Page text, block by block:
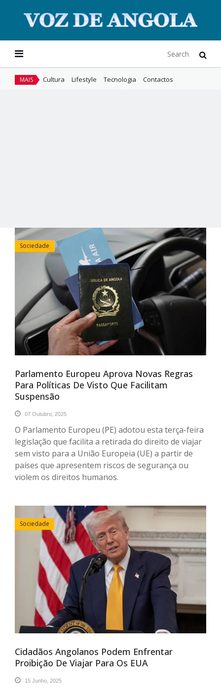
MAIS Cultura Lifestyle Tecnologia Contactos
Sociedade
Parlamento Europeu Aprova Novas Regras
Para Políticas De Visto Que Facilitam
Suspensão
07 Outubro, 2025
O Parlamento Europeu (PE) adotou esta terça-feira
legislação que facilita a retirada do direito de viajar
sem visto para a União Europeia (UE) a partir de
países que apresentem riscos de segurança ou
violem os direitos humanos.
Sociedade
Cidadãos Angolanos Podem Enfrentar
Proibição De Viajar Para Os EUA
15 Junho, 2025